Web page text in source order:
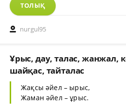
ТОЛЫҚ
nurgul95
Ұрыс, дау, талас, жанжал,
шайқас, тайталас
Жақсы әйел – ырыс,
Жаман әйел – ұрыс.